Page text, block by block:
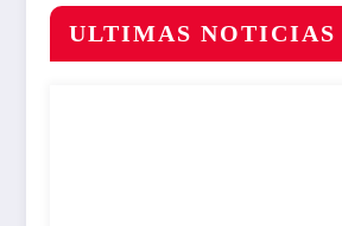
ULTIMAS NOTICIAS